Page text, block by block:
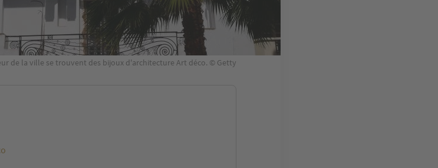
de la ville se trouvent des bijoux d'architecture Art déco. © Getty